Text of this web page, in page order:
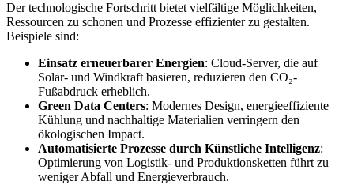
Der technologische Fortschritt bietet vielfältige Möglichkeiten,
Ressourcen zu schonen und Prozesse effizienter zu gestalten.
Beispiele sind:
Einsatz erneuerbarer Energien: Cloud-Server, die auf
Solar- und Windkraft basieren, reduzieren den CO₂-
Fußabdruck erheblich.
Green Data Centers: Modernes Design, energieeffiziente
Kühlung und nachhaltige Materialien verringern den
ökologischen Impact.
Automatisierte Prozesse durch Künstliche Intelligenz:
Optimierung von Logistik- und Produktionsketten führt zu
weniger Abfall und Energieverbrauch.